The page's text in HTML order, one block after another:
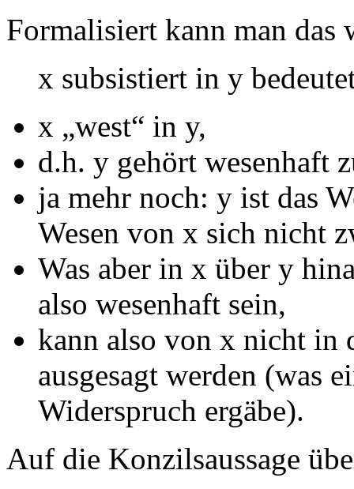
Formalisiert kann man das
x subsistiert in y
x „west“ in y,
d.h. y gehört wesenhaft
ja mehr noch: y ist das
Wesen von x sich nicht
Was aber in x über y
also wesenhaft sein,
kann also von x nicht in
ausgesagt werden (was
Widerspruch ergäbe).
Auf die Konzilsaussage